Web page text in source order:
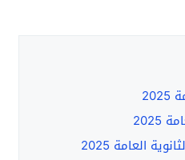
العامة 2025